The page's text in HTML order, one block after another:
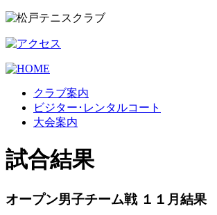
クラブ案内
ビジター･レンタルコート
大会案内
試合結果
オープン男子チーム戦 １１月結果